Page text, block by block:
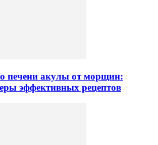
печени акулы от морщин:
эффективных рецептов